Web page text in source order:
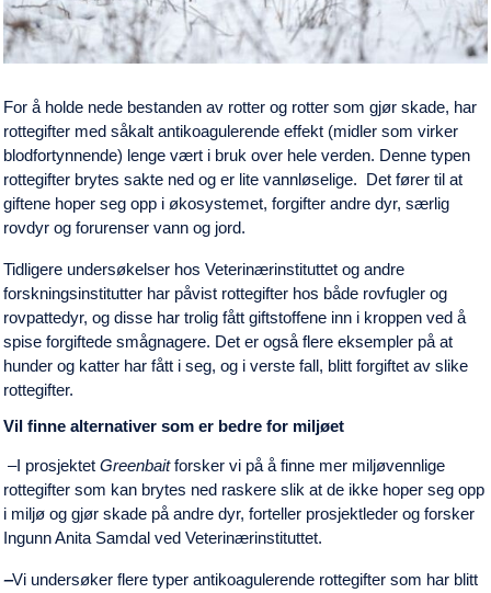
For å holde nede bestanden av rotter og rotter som gjør skade, har
rottegifter med såkalt antikoagulerende effekt (midler som virker
blodfortynnende) lenge vært i bruk over hele verden. Denne typen
rottegifter brytes sakte ned og er lite vannløselige. Det fører til at
giftene hoper seg opp i økosystemet, forgifter andre dyr, særlig
rovdyr og forurenser vann og jord.
Tidligere undersøkelser hos Veterinærinstituttet og andre
forskningsinstitutter har påvist rottegifter hos både rovfugler og
rovpattedyr, og disse har trolig fått giftstoffene inn i kroppen ved å
spise forgiftede smågnagere. Det er også flere eksempler på at
hunder og katter har fått i seg, og i verste fall, blitt forgiftet av slike
rottegifter.
Vil finne alternativer som er bedre for miljøet
‒I prosjektet Greenbaitforsker vi på å finne mer miljøvennlige
rottegifter som kan brytes ned raskere slik at de ikke hoper seg opp
i miljø og gjør skade på andre dyr, forteller prosjektleder og forsker
Ingunn Anita Samdal ved Veterinærinstituttet.
‒Vi undersøker flere typer antikoagulerende rottegifter som har blitt